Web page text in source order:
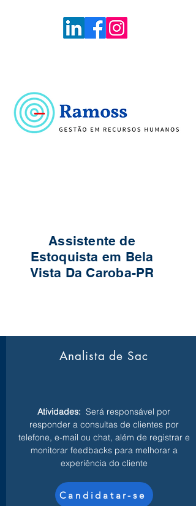
Assistente de
Estoquista em Bela
Vista Da Caroba-PR
Analista de Sac
Atividades: Será responsável por
responder a consultas de clientes por
telefone, e-mail ou chat, além de registrar e
monitorar feedbacks para melhorar a
experiência do cliente
Candidatar-se